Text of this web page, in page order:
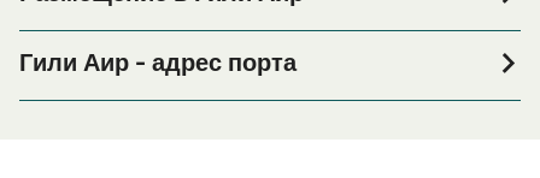
или его окрестностях перед или после вашей поездки,
или если вы ищете вариант проживания на весь
Гили Аир - адрес порта